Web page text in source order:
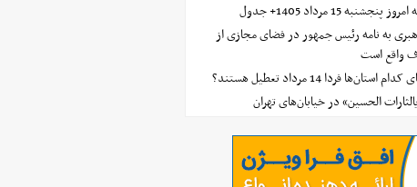
15 مرداد 1405+ جدول
به نامه رئیس جمهور در فضای مجازی از
واقع است
فردا 14 مرداد تعطیل هستند؟
الحسین» در خیابان‌های تهران